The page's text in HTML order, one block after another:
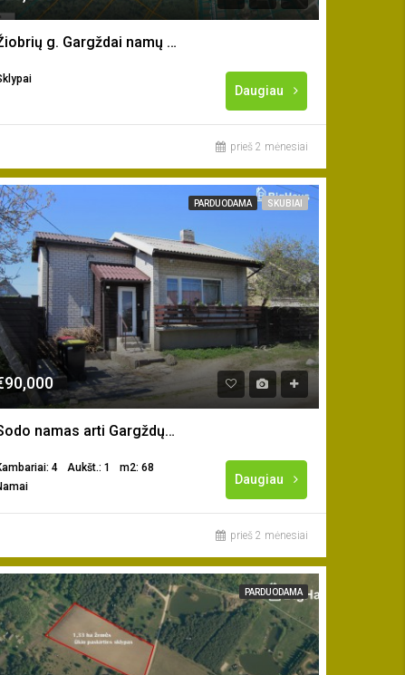
Žiobrių g. Gargždai namų valdos sklypas
Daugiau
prieš 2 mėnesiai
PARDUODAMA SKUBIAI
Sodo namas arti Gargždų m. centro
4 Aukšt.: 1
m2: 68
Daugiau
prieš 2 mėnesiai
PARDUODAMA